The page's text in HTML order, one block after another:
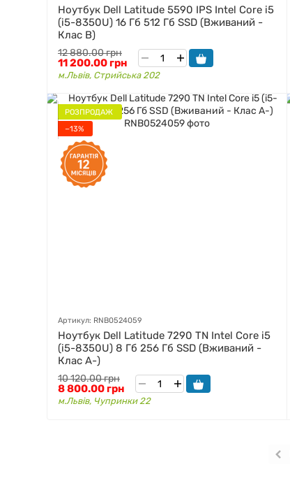
Ноутбук Dell Latitude 5590 IPS Intel Core i5
(i5-8350U) 16 Гб 512 Гб SSD (Вживаний -
Клас B)
12 880.00 грн
11 200.00 грн
м.Львів, Стрийська 202
РОЗПРОДАЖ
−13%
Артикул: RNB0524059
Ноутбук Dell Latitude 7290 TN Intel Core i5
(i5-8350U) 8 Гб 256 Гб SSD (Вживаний -
Клас A-)
10 120.00 грн
8 800.00 грн
м.Львів, Чупринки 22